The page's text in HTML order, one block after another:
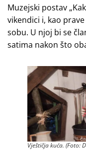
Muzejski postav
vikendici i, kao
sobu. U njoj bi se
satima nakon što
Vještičja kuća. (Foto: